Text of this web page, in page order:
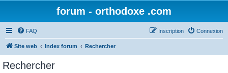
forum - orthodoxe .com
FAQ Connexion
Inscription
Site web Index forum Rechercher
Rechercher